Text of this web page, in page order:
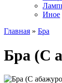
Иное
Главная » Бра
Бра (С